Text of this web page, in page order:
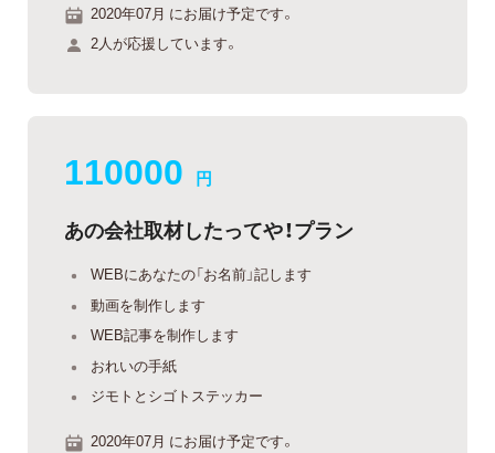
2020年07月 にお届け予定です。
2人が応援しています。
110000 円
あの会社取材したってや！プラン
WEBにあなたの「お名前」記します
動画を制作します
WEB記事を制作します
おれいの手紙
ジモトとシゴトステッカー
2020年07月 にお届け予定です。